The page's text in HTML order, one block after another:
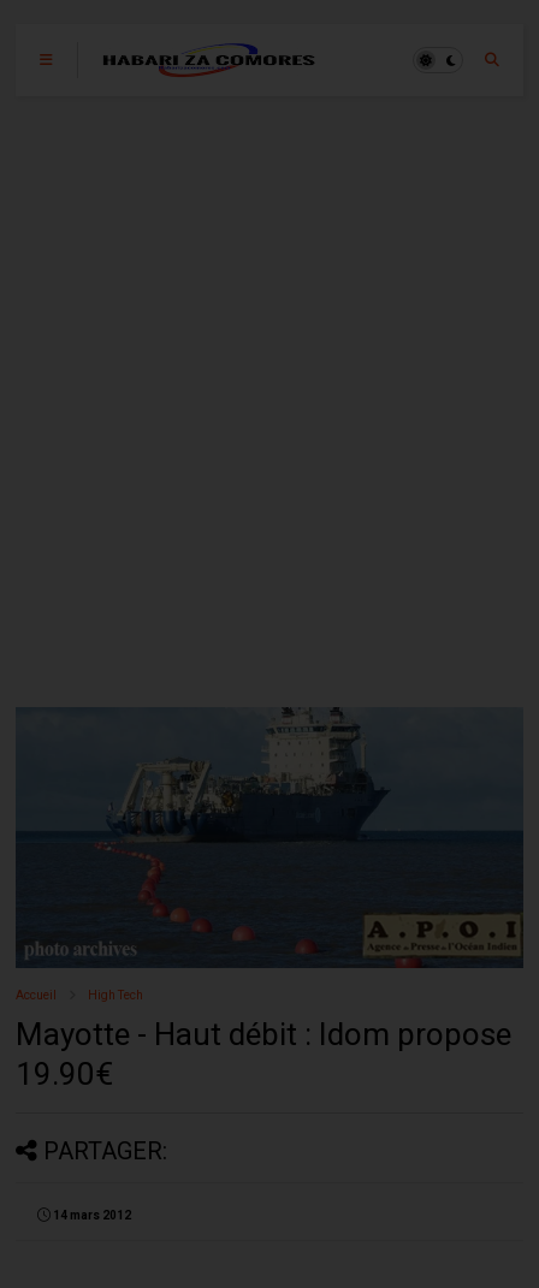
Accueil High Tech
Mayotte - Haut débit : Idom propose
19.90€
PARTAGER:
14 mars 2012